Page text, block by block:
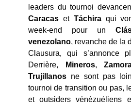
leaders du tournoi
Caracas et Táchira qui
week-end pour un
venezolano, revanche de la
Clausura, qui s’annonce
Derrière,
Mineros,
Trujillanos ne sont pas
tournoi de transition ou pas,
et outsiders vénézuéliens